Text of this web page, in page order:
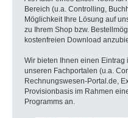
Bereich (u.a. Controlling,
Möglichkeit Ihre Lösung auf
zu Ihrem Shop bzw.
kostenfreien Download
Wir bieten Ihnen einen
unseren Fachportalen (u.a.
Rechnungswesen-Portal.de,
Provisionbasis im Rahmen
Programms an.